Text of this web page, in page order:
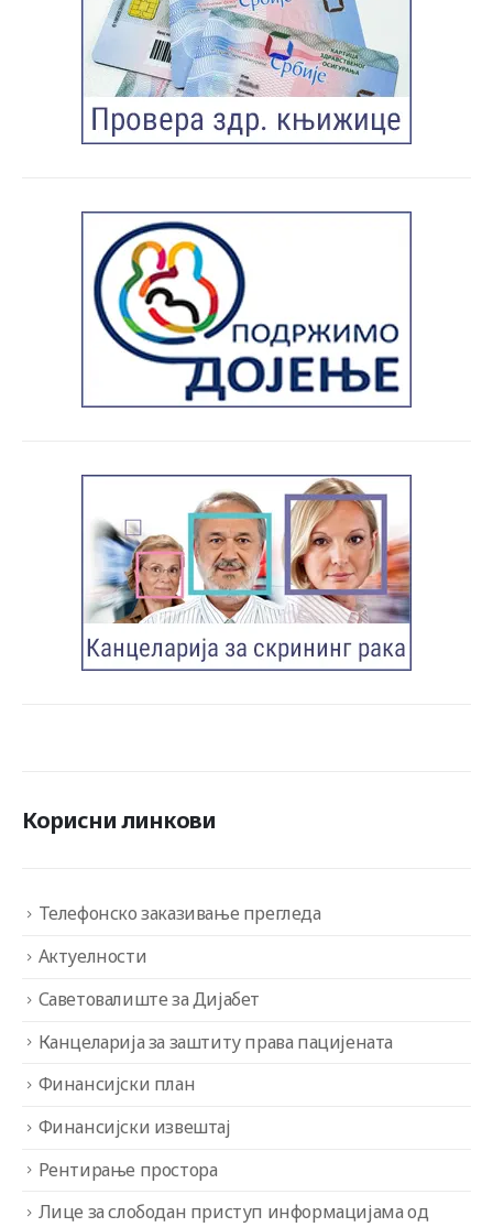
Корисни линкови
Телефонско заказивање прегледа
Актуелности
Саветовалиште за Дијабет
Канцеларија за заштиту права пацијената
Финансијски план
Финансијски извештај
Рентирање простора
Лице за слободан приступ информацијама од